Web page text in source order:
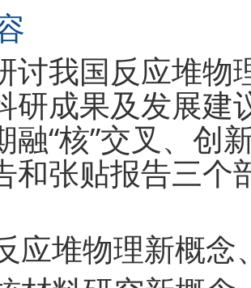
讨我国反应堆物
研成果及发展建
融“核”交叉、创
和张贴报告三个
应堆物理新概